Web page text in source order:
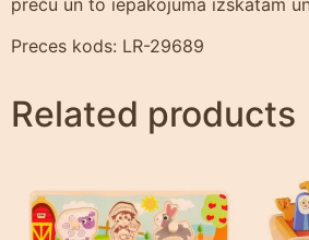
Preces kods: LR-29689
Related products